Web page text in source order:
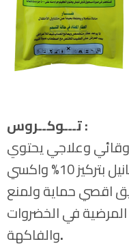
تـــوكــروس :
وقائي وعلاجي يحتوي
علىمادتين فعالتين (سايموكسانيل بتركيز 10% واكسي
30%) لتحقيق اقصي حماية ولمنع
المرضية في الخضروات
والفاكهة.